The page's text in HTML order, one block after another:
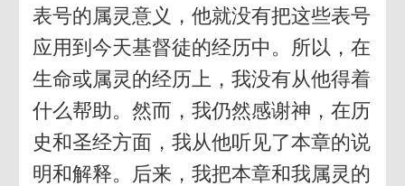
表号的属灵意义，他就没有把这些表号
应用到今天基督徒的经历中。所以，在
生命或属灵的经历上，我没有从他得着
什么帮助。然而，我仍然感谢神，在历
史和圣经方面，我从他听见了本章的说
明和解释。后来，我把本章和我属灵的